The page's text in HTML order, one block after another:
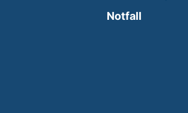
link, opens in a new window)
Notfall